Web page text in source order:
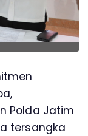
Polda Jatim
tersangka